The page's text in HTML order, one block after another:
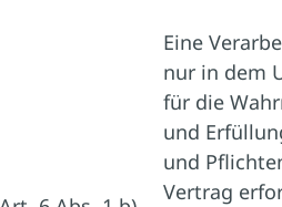
Eine
nur in dem
für die
und
und
Vertrag